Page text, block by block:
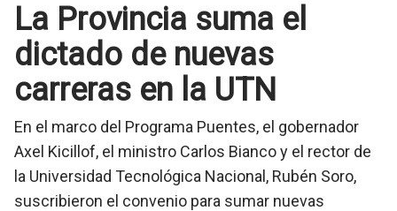
La Provincia suma el
dictado de nuevas
carreras en la UTN
En el marco del Programa Puentes, el gobernador
Axel Kicillof, el ministro Carlos Bianco y el rector de
la Universidad Tecnológica Nacional, Rubén Soro,
suscribieron el convenio para sumar nuevas